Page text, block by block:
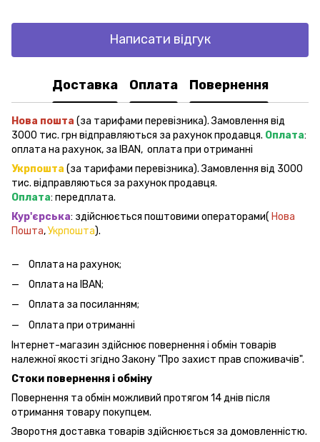
Написати відгук
Доставка Оплата Повернення
Нова пошта (за тарифами перевізника). Замовлення від
3000 тис. грн відправляються за рахунок продавця. Оплата:
оплата на рахунок, за IBAN, оплата при отриманні
Укрпошта (за тарифами перевізника). Замовлення від 3000
тис. відправляються за рахунок продавця.
Оплата: передплата.
Кур'єрська: здійснюється поштовими операторами( Нова
Пошта,Укрпошта).
Оплата на рахунок;
Оплата на IBAN;
Оплата за посиланням;
Оплата при отриманні
Інтернет-магазин здійснює повернення і обмін товарів
належної якості згідно Закону "Про захист прав споживачів".
Стоки повернення і обміну
Повернення та обмін можливий протягом 14 днів після
отримання товару покупцем.
Зворотня доставка товарів здійснюється за домовленністю.